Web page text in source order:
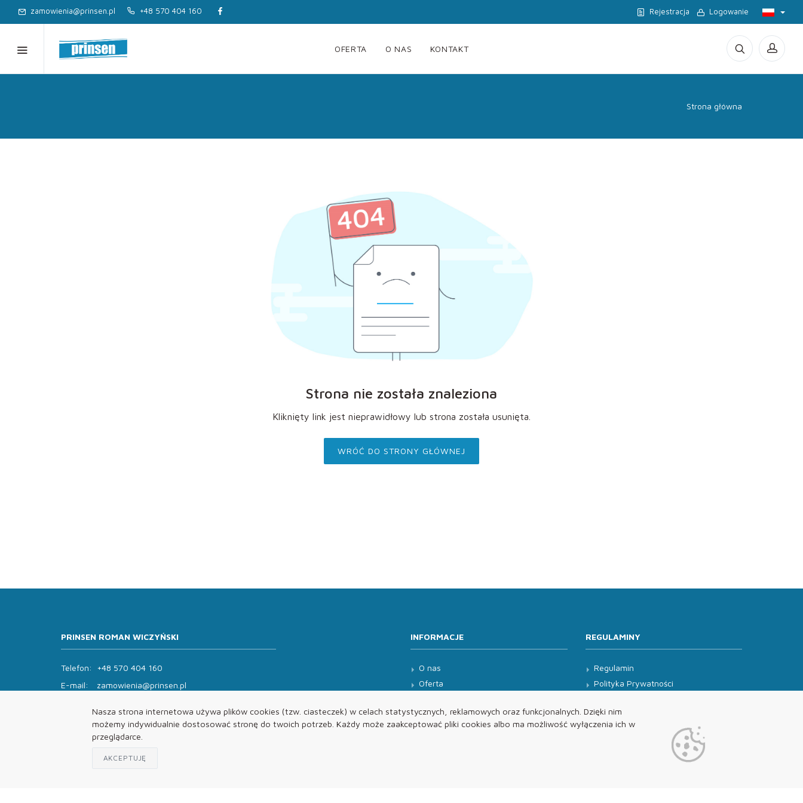
Nasza strona internetowa używa plików cookies (tzw. ciasteczek) w celach statystycznych, reklamowych oraz funkcjonalnych. Dzięki nim
możemy indywidualnie dostosować stronę do twoich potrzeb. Każdy może zaakceptować pliki cookies albo ma możliwość wyłączenia ich w
przeglądarce.
AKCEPTUJĘ
zamowienia@prinsen.pl +48 570 404 160 Rejestracja Logowanie
OFERTA O NAS KONTAKT
Strona główna
Strona nie została znaleziona
Kliknięty link jest nieprawidłowy lub strona została usunięta.
WRÓĆ DO STRONY GŁÓWNEJ
PRINSEN ROMAN WICZYŃSKI
Telefon:
+48 570 404 160
E-mail:
zamowienia@prinsen.pl
Pon - Pt: 8:00 - 14:00 Sob: zamknięte
INFORMACJE
O nas
Oferta
REGULAMINY
Regulamin
Polityka Prywatności